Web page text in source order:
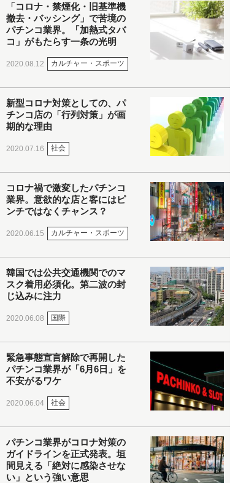
「コロナ・禁煙化・旧基準機
撤去・バッシング」で苦境の
パチンコ業界。「加熱式タバ
コ」がもたらす一条の光明
2020.08.12 カルチャー・スポーツ
新型コロナ対策としての、パ
チンコ店の「行列対策」が画
期的な理由
2020.07.16 社会
コロナ禍で激変したパチンコ
業界。意欲的な店と客にはピ
ンチではなくチャンス？
2020.06.15 カルチャー・スポーツ
韓国では公共交通機関でのマ
スク着用必須化。第二波の封
じ込みに注力
2020.06.08 国際
緊急事態宣言解除で再開した
パチンコ業界が「6月6日」を
不安がるワケ
2020.06.04 社会
パチンコ業界がコロナ対策の
ガイドラインを正式発表。垣
間見える「絶対に感染させな
い」という強い意思